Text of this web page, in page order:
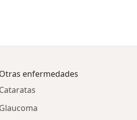
Otras enfermedades
Cataratas
Glaucoma